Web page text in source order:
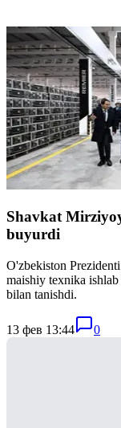
Shavkat
buyurdi
O'zbekiston
maishiy texnika
bilan tanishdi.
13 фев 13:44 0